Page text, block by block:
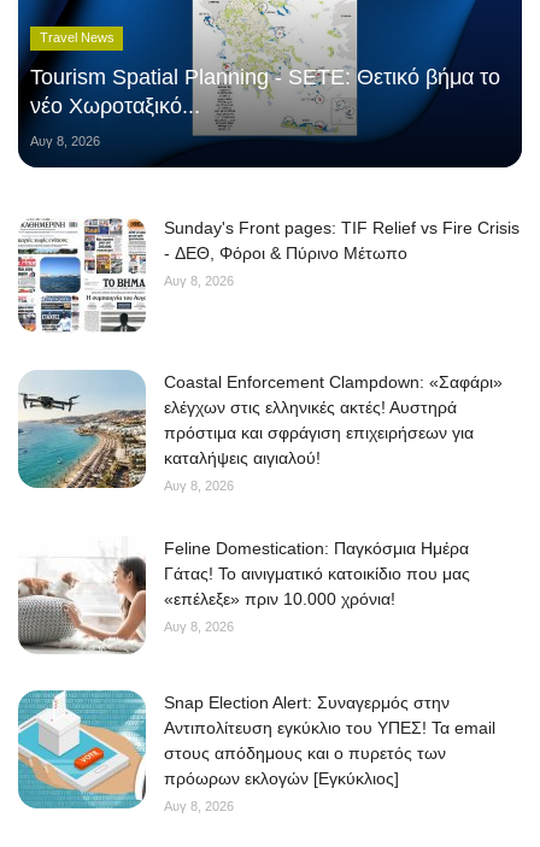
Travel News
Tourism Spatial Planning - SETE: Θετικό βήμα το
νέο Χωροταξικό...
Αυγ 8, 2026
Sunday's Front pages: TIF Relief vs Fire Crisis
- ΔΕΘ, Φόροι & Πύρινο Μέτωπο
Αυγ 8, 2026
Coastal Enforcement Clampdown: «Σαφάρι»
ελέγχων στις ελληνικές ακτές! Αυστηρά
πρόστιμα και σφράγιση επιχειρήσεων για
καταλήψεις αιγιαλού!
Αυγ 8, 2026
Feline Domestication: Παγκόσμια Ημέρα
Γάτας! Το αινιγματικό κατοικίδιο που μας
«επέλεξε» πριν 10.000 χρόνια!
Αυγ 8, 2026
Snap Election Alert: Συναγερμός στην
Αντιπολίτευση εγκύκλιο του ΥΠΕΣ! Τα email
στους απόδημους και ο πυρετός των
πρόωρων εκλογών [Εγκύκλιος]
Αυγ 8, 2026